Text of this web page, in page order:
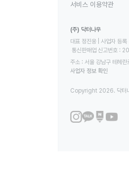
서비스 이용약관
(주) 닥터나우
대표 정진웅 | 사업자
통신판매업 신고번호
주소 : 서울 강남구 테헤
사업자 정보 확인
Copyright 2026. 닥터